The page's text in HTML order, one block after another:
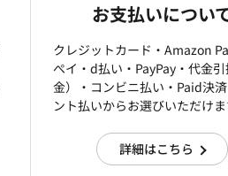
お支払いについ
クレジットカード・Amazon
ぺイ・d払い・PayPay・代金
金）・コンビニ払い・Paid決
ント払いからお選びいただけ
詳細はこちら